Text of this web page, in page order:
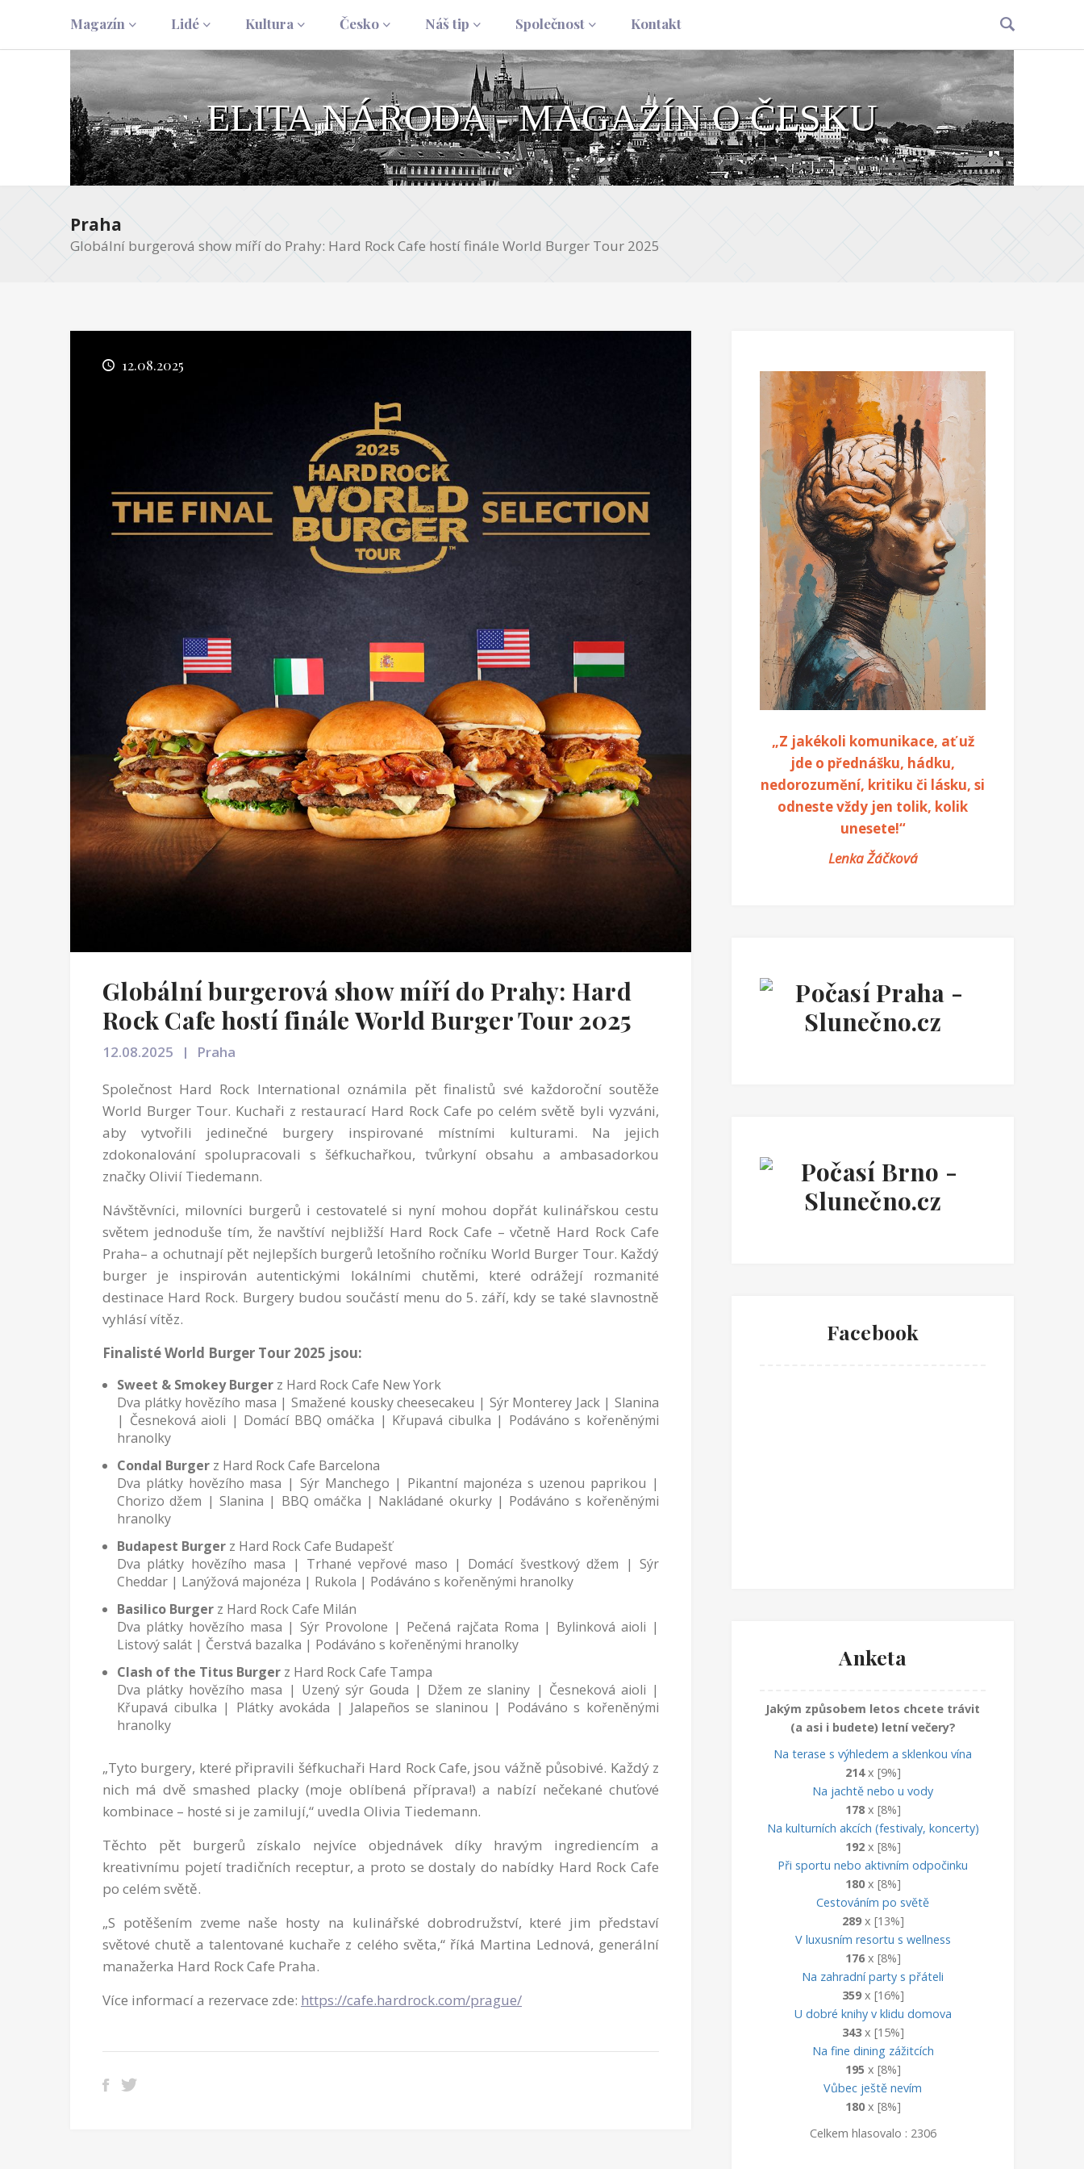
Magazín Lidé Kultura Česko Náš tip Společnost Kontakt
ELITA NÁRODA - MAGAZÍN O ČESKU
Praha
Globální burgerová show míří do Prahy: Hard Rock Cafe hostí finále World Burger Tour 2025
12.08.2025
Globální burgerová show míří do Prahy: Hard
Rock Cafe hostí finále World Burger Tour 2025
12.08.2025
Praha
Společnost Hard Rock International oznámila pět finalistů své každoroční soutěže
World Burger Tour. Kuchaři z restaurací Hard Rock Cafe po celém světě byli vyzváni,
aby vytvořili jedinečné burgery inspirované místními kulturami. Na jejich
zdokonalování spolupracovali s šéfkuchařkou, tvůrkyní obsahu a ambasadorkou
značky Olivií Tiedemann.
Návštěvníci, milovníci burgerů i cestovatelé si nyní mohou dopřát kulinářskou cestu
světem jednoduše tím, že navštíví nejbližší Hard Rock Cafe – včetně Hard Rock Cafe
Praha– a ochutnají pět nejlepších burgerů letošního ročníku World Burger Tour. Každý
burger je inspirován autentickými lokálními chutěmi, které odrážejí rozmanité
destinace Hard Rock. Burgery budou součástí menu do 5. září, kdy se také slavnostně
vyhlásí vítěz.
Finalisté World Burger Tour 2025 jsou:
Sweet & Smokey Burger z Hard Rock Cafe New York
Dva plátky hovězího masa | Smažené kousky cheesecakeu | Sýr Monterey Jack | Slanina
| Česneková aioli | Domácí BBQ omáčka | Křupavá cibulka | Podáváno s kořeněnými
hranolky
Condal Burger z Hard Rock Cafe Barcelona
Dva plátky hovězího masa | Sýr Manchego | Pikantní majonéza s uzenou paprikou |
Chorizo džem | Slanina | BBQ omáčka | Nakládané okurky | Podáváno s kořeněnými
hranolky
Budapest Burger z Hard Rock Cafe Budapešť
Dva plátky hovězího masa | Trhané vepřové maso | Domácí švestkový džem | Sýr
Cheddar | Lanýžová majonéza | Rukola | Podáváno s kořeněnými hranolky
Basilico Burger z Hard Rock Cafe Milán
Dva plátky hovězího masa | Sýr Provolone | Pečená rajčata Roma | Bylinková aioli |
Listový salát | Čerstvá bazalka | Podáváno s kořeněnými hranolky
Clash of the Titus Burger z Hard Rock Cafe Tampa
Dva plátky hovězího masa | Uzený sýr Gouda | Džem ze slaniny | Česneková aioli |
Křupavá cibulka | Plátky avokáda | Jalapeños se slaninou | Podáváno s kořeněnými
hranolky
„Tyto burgery, které připravili šéfkuchaři Hard Rock Cafe, jsou vážně působivé. Každý z
nich má dvě smashed placky (moje oblíbená příprava!) a nabízí nečekané chuťové
kombinace – hosté si je zamilují,“ uvedla Olivia Tiedemann.
Těchto pět burgerů získalo nejvíce objednávek díky hravým ingrediencím a
kreativnímu pojetí tradičních receptur, a proto se dostaly do nabídky Hard Rock Cafe
po celém světě.
„S potěšením zveme naše hosty na kulinářské dobrodružství, které jim představí
světové chutě a talentované kuchaře z celého světa,“ říká Martina Lednová, generální
manažerka Hard Rock Cafe Praha.
Více informací a rezervace zde: https://cafe.hardrock.com/prague/
„Z jakékoli komunikace, ať už
jde o přednášku, hádku,
nedorozumění, kritiku či lásku, si
odneste vždy jen tolik, kolik
unesete!“
Lenka Žáčková
Facebook
Anketa
Jakým způsobem letos chcete trávit
(a asi i budete) letní večery?
Na terase s výhledem a sklenkou vína
214x [9%]
Na jachtě nebo u vody
178x [8%]
Na kulturních akcích (festivaly, koncerty)
192x [8%]
Při sportu nebo aktivním odpočinku
180x [8%]
Cestováním po světě
289x [13%]
V luxusním resortu s wellness
176x [8%]
Na zahradní party s přáteli
359x [16%]
U dobré knihy v klidu domova
343x [15%]
Na fine dining zážitcích
195 x [8%]
Vůbec ještě nevím
180x [8%]
Celkem hlasovalo : 2306